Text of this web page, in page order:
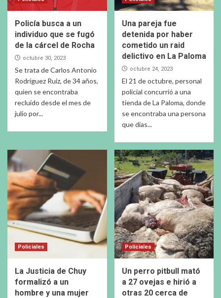
Policía busca a un
individuo que se fugó
de la cárcel de Rocha
octubre 30, 2023
Se trata de Carlos Antonio
Rodríguez Ruiz, de 34 años,
quien se encontraba
recluido desde el mes de
julio por...
Una pareja fue
detenida por haber
cometido un raid
delictivo en La Paloma
octubre 24, 2023
El 21 de octubre, personal
policial concurrió a una
tienda de La Paloma, donde
se encontraba una persona
que días...
Policiales
La Justicia de Chuy
formalizó a un
hombre y una mujer
Policiales
Un perro pitbull mató
a 27 ovejas e hirió a
otras 20 cerca de